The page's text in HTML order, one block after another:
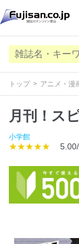
トップ アニメ・漫
月刊！ス
小学館
★★★★★